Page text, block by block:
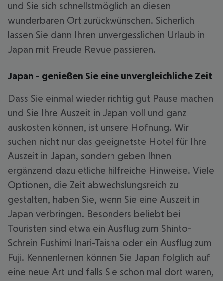
und Sie sich schnellstmöglich an diesen
wunderbaren Ort zurückwünschen. Sicherlich
lassen Sie dann Ihren unvergesslichen Urlaub in
Japan mit Freude Revue passieren.
Japan - genießen Sie eine unvergleichliche Zeit
Dass Sie einmal wieder richtig gut Pause machen
und Sie Ihre Auszeit in Japan voll und ganz
auskosten können, ist unsere Hofnung. Wir
suchen nicht nur das geeignetste Hotel für Ihre
Auszeit in Japan, sondern geben Ihnen
ergänzend dazu etliche hilfreiche Hinweise. Viele
Optionen, die Zeit abwechslungsreich zu
gestalten, haben Sie, wenn Sie eine Auszeit in
Japan verbringen. Besonders beliebt bei
Touristen sind etwa ein Ausflug zum Shinto-
Schrein Fushimi Inari-Taisha oder ein Ausflug zum
Fuji. Kennenlernen können Sie Japan folglich auf
eine neue Art und falls Sie schon mal dort waren,